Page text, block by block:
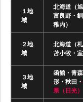
１地
域
北海道（旭
富良野・釧
稚内）
２地
域
北海道（札
苫小牧・室
３地
域
函館・青
形・秋田・
県（日光）